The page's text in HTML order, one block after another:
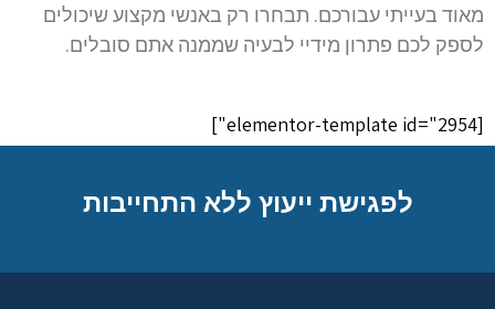
[elementor-template id="2954"]
מאוד בעייתי עבורכם. תבחרו רק באנשי מקצוע שיכולים
לספק לכם פתרון מידיי לבעיה שממנה אתם סובלים.
לפגישת ייעוץ ללא התחייבות